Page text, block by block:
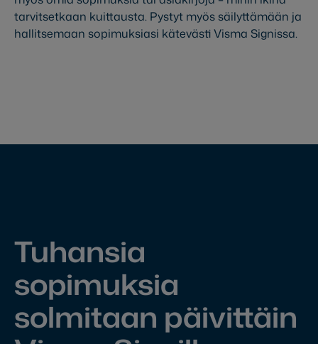
tarvitsetkaan kuittausta. Pystyt myös säilyttämään ja
hallitsemaan sopimuksiasi kätevästi Visma Signissa.
Tuhansia
sopimuksia
solmitaan päivittäin